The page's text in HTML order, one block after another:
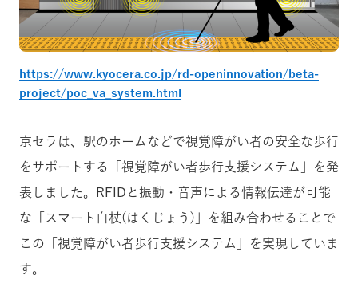
https://www.kyocera.co.jp/rd-openinnovation/beta-
project/poc_va_system.html
京セラは、駅のホームなどで視覚障がい者の安全な歩行
をサポートする「視覚障がい者歩行支援システム」を発
表しました。RFIDと振動・音声による情報伝達が可能
な「スマート白杖(はくじょう)」を組み合わせることで
この「視覚障がい者歩行支援システム」を実現していま
す。